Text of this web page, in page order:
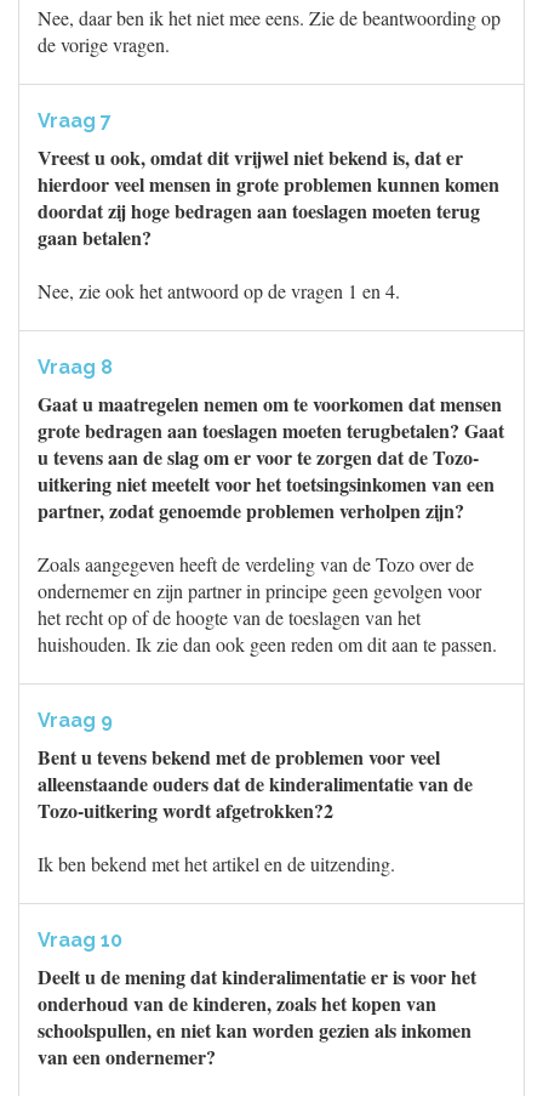
Nee, daar ben ik het niet mee eens. Zie de beantwoording op
de vorige vragen.
Vraag 7
Vreest u ook, omdat dit vrijwel niet bekend is, dat er
hierdoor veel mensen in grote problemen kunnen komen
doordat zij hoge bedragen aan toeslagen moeten terug
gaan betalen?
Nee, zie ook het antwoord op de vragen 1 en 4.
Vraag 8
Gaat u maatregelen nemen om te voorkomen dat mensen
grote bedragen aan toeslagen moeten terugbetalen? Gaat
u tevens aan de slag om er voor te zorgen dat de Tozo-
uitkering niet meetelt voor het toetsingsinkomen van een
partner, zodat genoemde problemen verholpen zijn?
Zoals aangegeven heeft de verdeling van de Tozo over de
ondernemer en zijn partner in principe geen gevolgen voor
het recht op of de hoogte van de toeslagen van het
huishouden. Ik zie dan ook geen reden om dit aan te passen.
Vraag 9
Bent u tevens bekend met de problemen voor veel
alleenstaande ouders dat de kinderalimentatie van de
Tozo-uitkering wordt afgetrokken?2
Ik ben bekend met het artikel en de uitzending.
Vraag 10
Deelt u de mening dat kinderalimentatie er is voor het
onderhoud van de kinderen, zoals het kopen van
schoolspullen, en niet kan worden gezien als inkomen
van een ondernemer?